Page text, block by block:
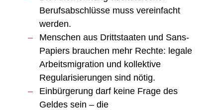
Berufsabschlüsse muss vereinfacht
werden.
Menschen aus Drittstaaten und Sans-
Papiers brauchen mehr Rechte: legale
Arbeitsmigration und kollektive
Regularisierungen sind nötig.
Einbürgerung darf keine Frage des
Geldes sein – die